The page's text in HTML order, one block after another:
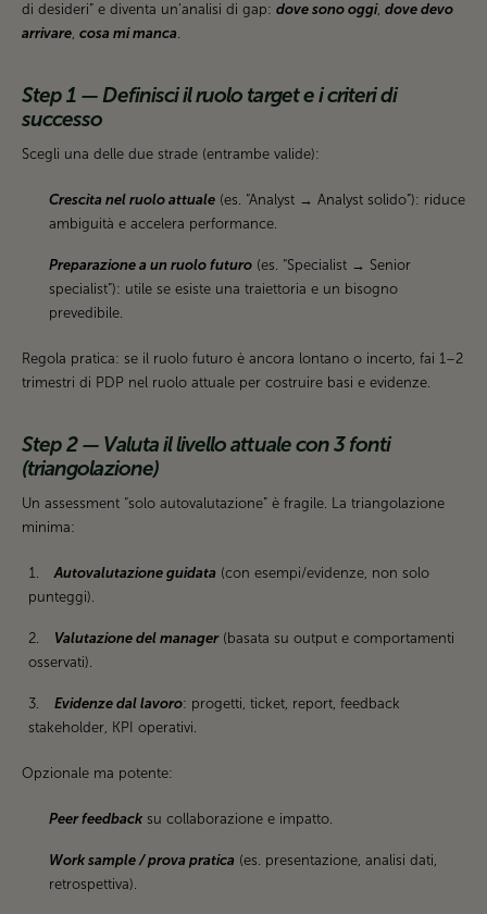
di desideri” e diventa un’analisi di gap: dove sono oggi, dove devo
arrivare, cosa mi manca.
Step 1 — Definisci il ruolo target e i criteri di
successo
Scegli una delle due strade (entrambe valide):
Crescita nel ruolo attuale (es. “Analyst → Analyst solido”): riduce
ambiguità e accelera performance.
Preparazione a un ruolo futuro (es. “Specialist → Senior
specialist”): utile se esiste una traiettoria e un bisogno
prevedibile.
Regola pratica: se il ruolo futuro è ancora lontano o incerto, fai 1–2
trimestri di PDP nel ruolo attuale per costruire basi e evidenze.
Step 2 — Valuta il livello attuale con 3 fonti
(triangolazione)
Un assessment “solo autovalutazione” è fragile. La triangolazione
minima:
Autovalutazione guidata (con esempi/evidenze, non solo
punteggi).
Valutazione del manager(basata su output e comportamenti
osservati).
Evidenze dal lavoro: progetti, ticket, report, feedback
stakeholder, KPI operativi.
Opzionale ma potente:
Peer feedback su collaborazione e impatto.
Work sample / prova pratica (es. presentazione, analisi dati,
retrospettiva).